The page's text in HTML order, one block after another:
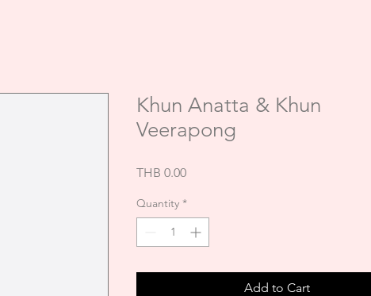
Khun Anatta & Khun
Veerapong
THB 0.00Price
Quantity *
Add to Cart